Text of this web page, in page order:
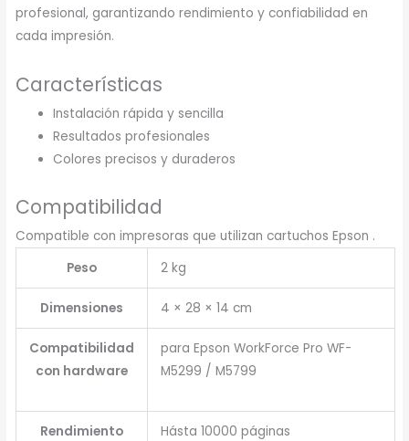
profesional, garantizando rendimiento y confiabilidad en
cada impresión.
Características
Instalación rápida y sencilla
Resultados profesionales
Colores precisos y duraderos
Compatibilidad
Compatible con impresoras que utilizan cartuchos Epson .
Peso
2 kg
Dimensiones 4 × 28 × 14 cm
Compatibilidad
con hardware
para Epson WorkForce Pro WF-
M5299 / M5799
Rendimiento Hásta 10000 páginas